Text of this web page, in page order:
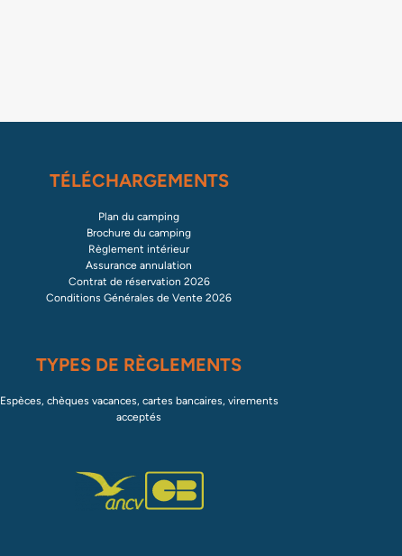
TÉLÉCHARGEMENTS
Plan du camping
Brochure du camping
Règlement intérieur
Assurance annulation
Contrat de réservation 2026
Conditions Générales de Vente 2026
TYPES DE RÈGLEMENTS
Espèces, chèques vacances, cartes bancaires, virements
acceptés